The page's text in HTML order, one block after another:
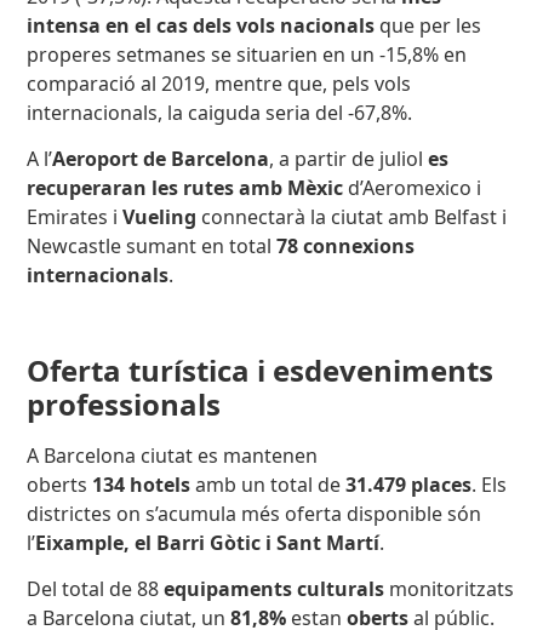
intensa en el cas dels vols nacionals que per les
properes setmanes se situarien en un -15,8% en
comparació al 2019, mentre que, pels vols
internacionals, la caiguda seria del -67,8%.
A l’Aeroport de Barcelona, a partir de julioles
recuperaran les rutes amb Mèxic d’Aeromexico i
Emirates iVueling connectarà la ciutat amb Belfast i
Newcastle sumant en total78 connexions
internacionals.
Oferta turística i esdeveniments
professionals
A Barcelona ciutat es mantenen
oberts 134 hotelsamb un total de31.479 places. Els
districtes on s’acumula més oferta disponible són
l’Eixample, el Barri Gòtic i Sant Martí.
Del total de 88equipaments culturals monitoritzats
a Barcelona ciutat, un 81,8% estanobertsal públic.